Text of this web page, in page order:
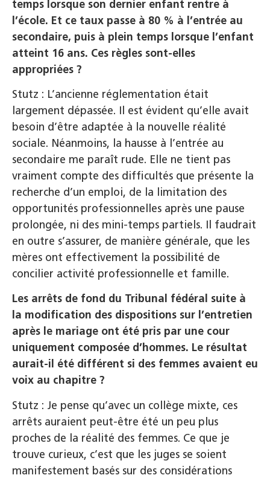
temps lorsque son dernier enfant rentre à
l’école. Et ce taux passe à 80 % à l’entrée au
secondaire, puis à plein temps lorsque l’enfant
atteint 16 ans. Ces règles sont-elles
appropriées ?
Stutz : L’ancienne réglementation était
largement dépassée. Il est évident qu’elle avait
besoin d’être adaptée à la nouvelle réalité
sociale. Néanmoins, la hausse à l’entrée au
secondaire me paraît rude. Elle ne tient pas
vraiment compte des difficultés que présente la
recherche d’un emploi, de la limitation des
opportunités professionnelles après une pause
prolongée, ni des mini-temps partiels. Il faudrait
en outre s’assurer, de manière générale, que les
mères ont effectivement la possibilité de
concilier activité professionnelle et famille.
Les arrêts de fond du Tribunal fédéral suite à
la modification des dispositions sur l’entretien
après le mariage ont été pris par une cour
uniquement composée d’hommes. Le résultat
aurait-il été différent si des femmes avaient eu
voix au chapitre ?
Stutz : Je pense qu’avec un collège mixte, ces
arrêts auraient peut-être été un peu plus
proches de la réalité des femmes. Ce que je
trouve curieux, c’est que les juges se soient
manifestement basés sur des considérations